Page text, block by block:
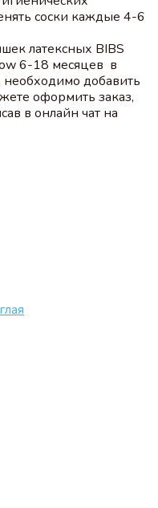
соски каждые 4-6
латексных BIBS
6-18 месяцев в
добавить
оформить заказ,
в онлайн чат на